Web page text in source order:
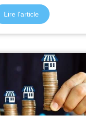
Lire l'article